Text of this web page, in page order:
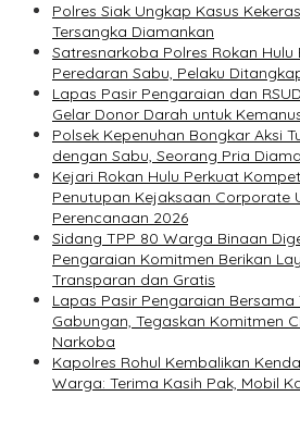
Polres Siak Ungkap Kasus
Tersangka Diamankan
Satresnarkoba Polres Rokan
Peredaran Sabu, Pelaku
Lapas Pasir Pengaraian dan
Gelar Donor Darah untuk
Polsek Kepenuhan Bongkar Aksi
dengan Sabu, Seorang Pria
Kejari Rokan Hulu Perkuat
Penutupan Kejaksaan Corporate
Perencanaan 2026
Sidang TPP 80 Warga Binaan
Pengaraian Komitmen Berikan
Transparan dan Gratis
Lapas Pasir Pengaraian Bersama
Gabungan, Tegaskan Komitmen
Narkoba
Kapolres Rohul Kembalikan
Warga: Terima Kasih Pak, Mobil